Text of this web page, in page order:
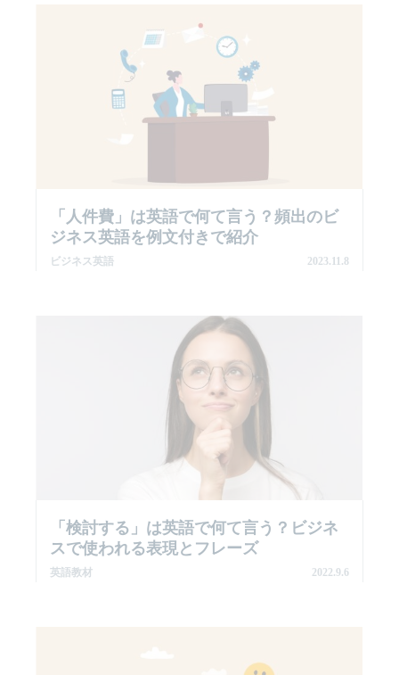
「人件費」は英語で何て言う？頻出のビ
ジネス英語を例文付きで紹介
ビジネス英語 2023.11.8
「検討する」は英語で何て言う？ビジネ
スで使われる表現とフレーズ
英語教材 2022.9.6